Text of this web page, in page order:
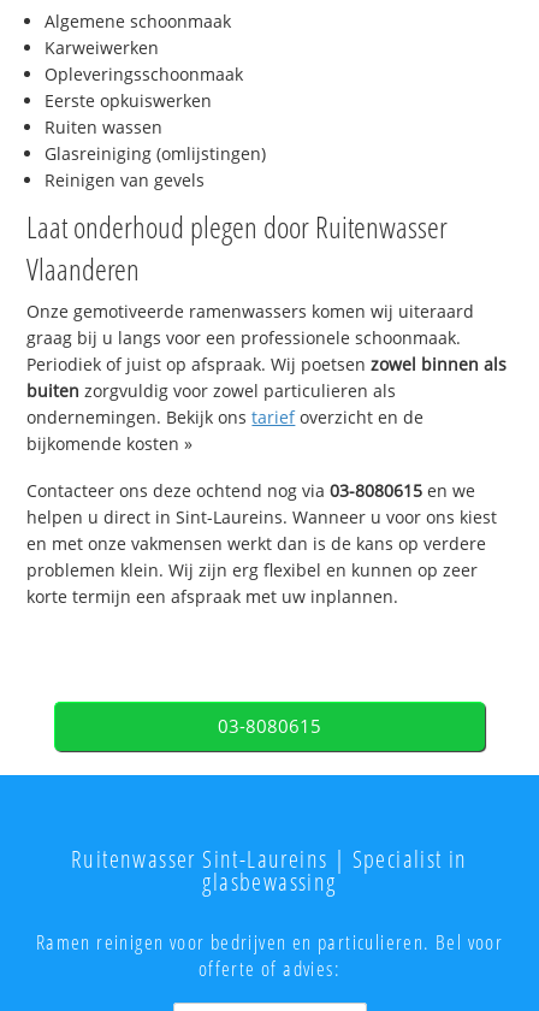
Algemene schoonmaak
Karweiwerken
Opleveringsschoonmaak
Eerste opkuiswerken
Ruiten wassen
Glasreiniging (omlijstingen)
Reinigen van gevels
Laat onderhoud plegen door Ruitenwasser
Vlaanderen
Onze gemotiveerde ramenwassers komen wij uiteraard
graag bij u langs voor een professionele schoonmaak.
Periodiek of juist op afspraak. Wij poetsenzowel binnen als
buiten zorgvuldig voor zowel particulieren als
ondernemingen. Bekijk onstariefoverzicht en de
bijkomende kosten »
Contacteer ons deze ochtend nog via03-8080615 en we
helpen u direct in Sint-Laureins. Wanneer u voor ons kiest
en met onze vakmensen werkt dan is de kans op verdere
problemen klein. Wij zijn erg flexibel en kunnen op zeer
korte termijn een afspraak met uw inplannen.
03-8080615
Ruitenwasser Sint-Laureins | Specialist in
glasbewassing
Ramen reinigen voor bedrijven en particulieren. Bel voor
offerte of advies: